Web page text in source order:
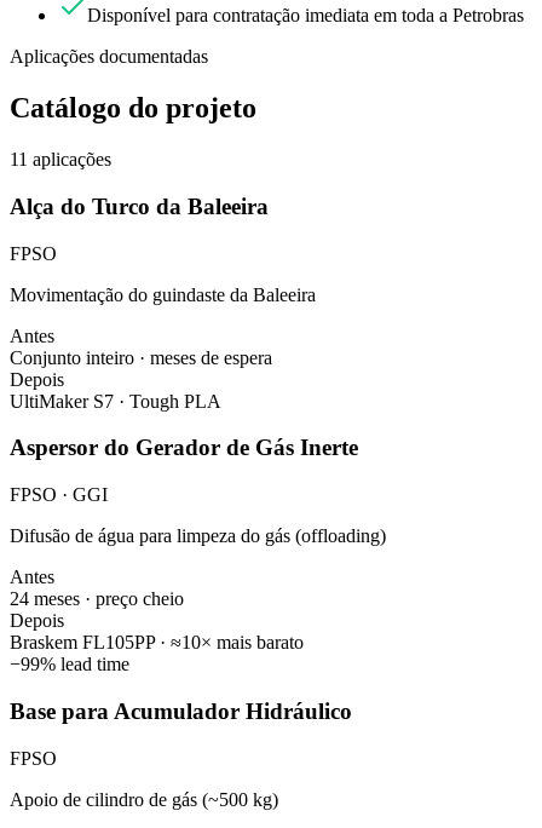
Disponível para contratação imediata em toda a Petrobras
Aplicações documentadas
Catálogo do projeto
11 aplicações
Alça do Turco da Baleeira
FPSO
Movimentação do guindaste da Baleeira
Antes
Conjunto inteiro · meses de espera
Depois
UltiMaker S7 · Tough PLA
Aspersor do Gerador de Gás Inerte
FPSO · GGI
Difusão de água para limpeza do gás (offloading)
Antes
24 meses · preço cheio
Depois
Braskem FL105PP · ≈10× mais barato
−99% lead time
Base para Acumulador Hidráulico
FPSO
Apoio de cilindro de gás (~500 kg)